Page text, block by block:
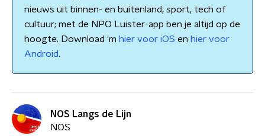
nieuws uit binnen- en buitenland, sport, tech of
cultuur; met de NPO Luister-app ben je altijd op de
hoogte. Download 'm hier voor iOS en hier voor
Android.
NOS Langs de Lijn
NOS